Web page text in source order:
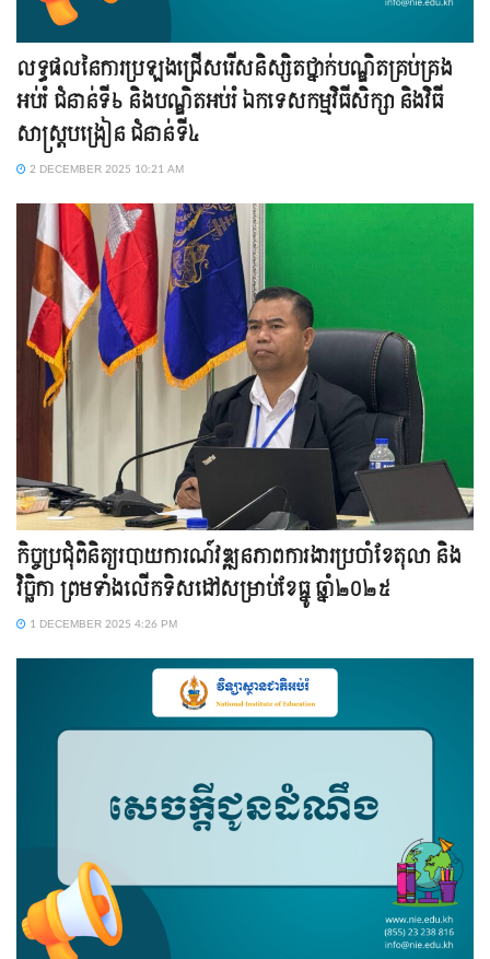
លទ្ធផលនៃការប្រឡងជ្រើសរើសនិស្សិតថ្នាក់បណ្ឌិតគ្រប់គ្រង
អប់រំ ជំនាន់ទី៦ និងបណ្ឌិតអប់រំ ឯកទេសកម្មវិធីសិក្សា និងវិធី
សាស្ត្របង្រៀន ជំនាន់ទី៤
2 DECEMBER 2025 10:21 AM
កិច្ចប្រជុំពិនិត្យរបាយការណ៍វឌ្ឍនភាពការងារប្រចាំខែតុលា និង
វិច្ឆិកា ព្រមទាំងលើកទិសដៅសម្រាប់ខែធ្នូ ឆ្នាំ២០២៥
1 DECEMBER 2025 4:26 PM